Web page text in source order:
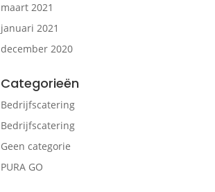
maart 2021
januari 2021
december 2020
Categorieën
Bedrijfscatering
Bedrijfscatering
Geen categorie
PURA GO